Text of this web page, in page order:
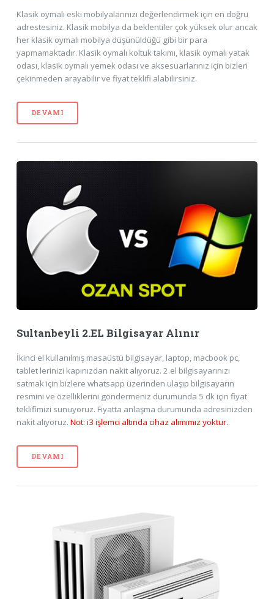
Klasik oymalı eski mobilyalarınızı değerlendirmek için en doğru
adrestesiniz. Klasik mobilya da beklentiler çok yüksek olur ancak
her klasik oymalı mobilya düşünüldüğü gibi bir para
yapmamaktadır. Klasik oymalı koltuk takımı, klasik oymalı yatak
odası, klasik oymalı yemek odası ve aksesuarlarınız için bizleri
çekinmeden arayabilir ve fiyat teklifi alabilirsiniz.
DEVAMI
Sultanbeyli 2.EL Bilgisayar Alınır
İkinci el kullanılmış masaüstü bilgisayar, laptop, macbook pc,
tablet lerinizi kapınızdan nakit alıyoruz. 2.el bilgisayarınızı
satmak için bizlere whatsapp üzerinden ulaşıp bilgisayarın
resmini ve özelliklerini göndermeniz durumunda 5 dk için fiyat
teklifimizi sunuyoruz. Fiyatta anlaşma durumunda adresinizden
nakit alıyoruz. Not: i3 işlemci altında cihaz alımımız yoktur..
DEVAMI